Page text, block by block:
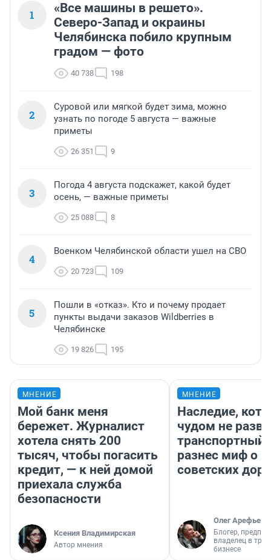
1
«Все машины в решето».
Северо-Запад и окраины
Челябинска побило крупным
градом — фото
40 738 198
2
Суровой или мягкой будет зима, можно
узнать по погоде 5 августа — важные
приметы
26 351 9
3
Погода 4 августа подскажет, какой будет
осень, — важные приметы
25 088 8
4
Военком Челябинской области ушел на СВО
20 723 109
5
Пошли в «отказ». Кто и почему продает
пункты выдачи заказов Wildberries в
Челябинске
19 826 195
МНЕНИЕ
Мой банк меня
бережет. Журналист
хотела снять 200
тысяч, чтобы погасить
кредит, — к ней домой
приехала служба
безопасности
Ксения Владимирская
Автор мнения
МНЕНИЕ
Наследие,
чудом не
транспортный
разнес миф о
советских
Олег Арефьев
Блогер,
владелец в
бизнесе